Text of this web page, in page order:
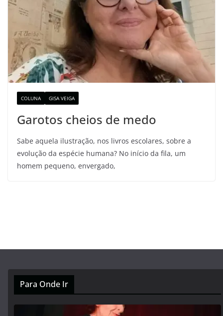
COLUNA GISA VEIGA
Garotos cheios de medo
Sabe aquela ilustração, nos livros escolares, sobre a
evolução da espécie humana? No início da fila, um
homem pequeno, envergado,
Para Onde Ir